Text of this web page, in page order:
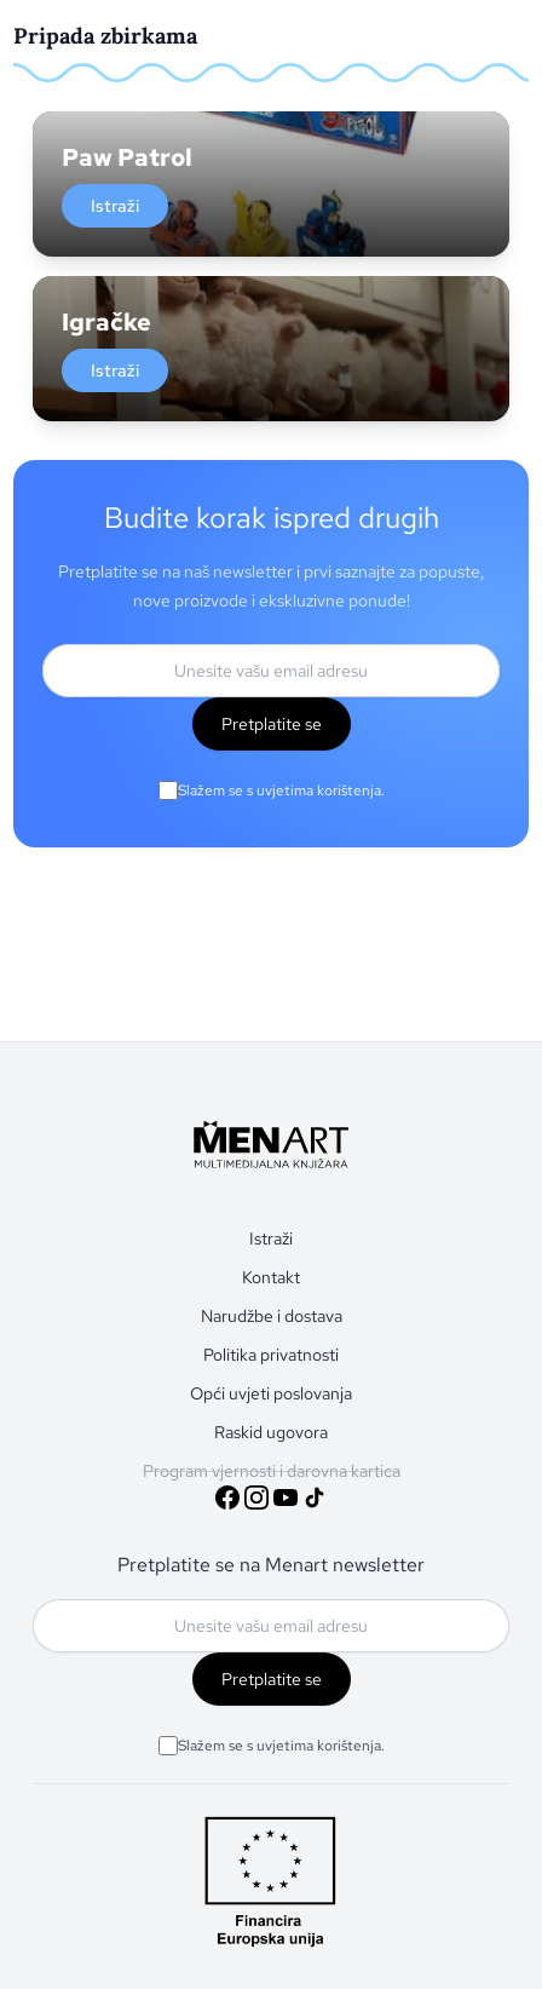
Pripada zbirkama
Paw Patrol
Istraži
Igračke
Istraži
Budite korak ispred drugih
Pretplatite se na naš newsletter i prvi saznajte za popuste,
nove proizvode i ekskluzivne ponude!
Pretplatite se
Slažem se s uvjetima korištenja.
Istraži
Kontakt
Narudžbe i dostava
Politika privatnosti
Opći uvjeti poslovanja
Raskid ugovora
Program vjernosti i darovna kartica
Pretplatite se na Menart newsletter
Pretplatite se
Slažem se s uvjetima korištenja.